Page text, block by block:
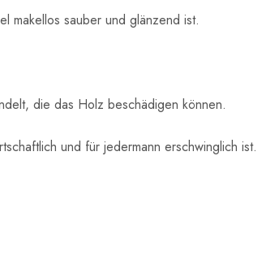
makellos sauber und glänzend ist.
die das Holz beschädigen können.
und für jedermann erschwinglich ist.